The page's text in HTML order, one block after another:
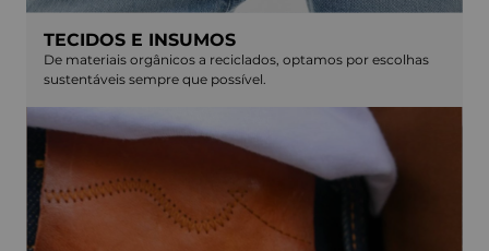
TECIDOS E INSUMOS
De materiais orgânicos a reciclados, optamos por escolhas
sustentáveis sempre que possível.